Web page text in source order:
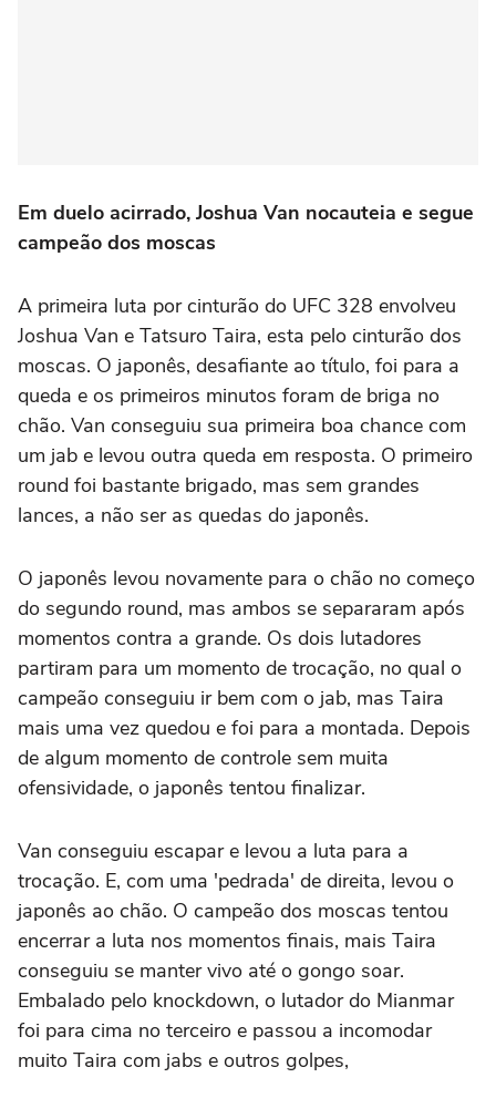
Em duelo acirrado, Joshua Van nocauteia e segue
campeão dos moscas
A primeira luta por cinturão do UFC 328 envolveu
Joshua Van e Tatsuro Taira, esta pelo cinturão dos
moscas. O japonês, desafiante ao título, foi para a
queda e os primeiros minutos foram de briga no
chão. Van conseguiu sua primeira boa chance com
um jab e levou outra queda em resposta. O primeiro
round foi bastante brigado, mas sem grandes
lances, a não ser as quedas do japonês.
O japonês levou novamente para o chão no começo
do segundo round, mas ambos se separaram após
momentos contra a grande. Os dois lutadores
partiram para um momento de trocação, no qual o
campeão conseguiu ir bem com o jab, mas Taira
mais uma vez quedou e foi para a montada. Depois
de algum momento de controle sem muita
ofensividade, o japonês tentou finalizar.
Van conseguiu escapar e levou a luta para a
trocação. E, com uma 'pedrada' de direita, levou o
japonês ao chão. O campeão dos moscas tentou
encerrar a luta nos momentos finais, mais Taira
conseguiu se manter vivo até o gongo soar.
Embalado pelo knockdown, o lutador do Mianmar
foi para cima no terceiro e passou a incomodar
muito Taira com jabs e outros golpes,